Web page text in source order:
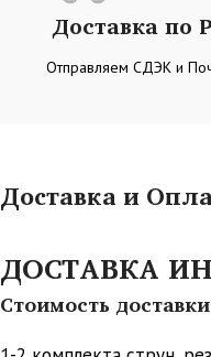
Доставка по
Отправляем СДЭК и
Доставка и
ДОСТАВКА
Стоимость